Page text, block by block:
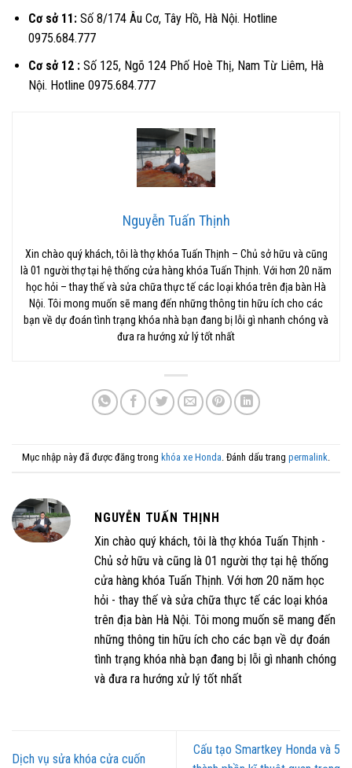
Cơ sở 11:Số 8/174 Âu Cơ, Tây Hồ, Hà Nội. Hotline
0975.684.777
Cơ sở 12 :Số 125, Ngõ 124 Phố Hoè Thị, Nam Từ Liêm, Hà
Nội. Hotline 0975.684.777
Nguyễn Tuấn Thịnh
Xin chào quý khách, tôi là thợ khóa Tuấn Thịnh – Chủ sở hữu và cũng
là 01 người thợ tại hệ thống cửa hàng khóa Tuấn Thịnh. Với hơn 20 năm
học hỏi – thay thế và sửa chữa thực tế các loại khóa trên địa bàn Hà
Nội. Tôi mong muốn sẽ mang đến những thông tin hữu ích cho các
bạn về dự đoán tình trạng khóa nhà bạn đang bị lỗi gì nhanh chóng và
đưa ra hướng xử lý tốt nhất
Mục nhập này đã được đăng trong khóa xe Honda. Đánh dấu trang permalink.
NGUYỄN TUẤN THỊNH
Xin chào quý khách, tôi là thợ khóa Tuấn Thịnh -
Chủ sở hữu và cũng là 01 người thợ tại hệ thống
cửa hàng khóa Tuấn Thịnh. Với hơn 20 năm học
hỏi - thay thế và sửa chữa thực tế các loại khóa
trên địa bàn Hà Nội. Tôi mong muốn sẽ mang đến
những thông tin hữu ích cho các bạn về dự đoán
tình trạng khóa nhà bạn đang bị lỗi gì nhanh chóng
và đưa ra hướng xử lý tốt nhất
Dịch vụ sửa khóa cửa cuốn
Cấu tạo Smartkey Honda và 5